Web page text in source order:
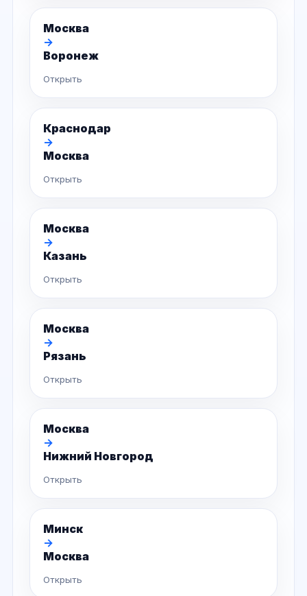
Москва
→
Воронеж
Открыть
Краснодар
→
Москва
Открыть
Москва
→
Казань
Открыть
Москва
→
Рязань
Открыть
Москва
→
Нижний Новгород
Открыть
Минск
→
Москва
Открыть